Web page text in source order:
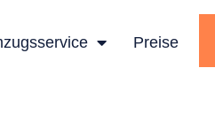
Preise